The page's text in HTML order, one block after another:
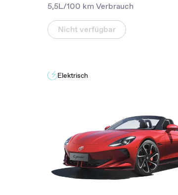
5,5L/100 km Verbrauch
Nicht verfügbar
Elektrisch